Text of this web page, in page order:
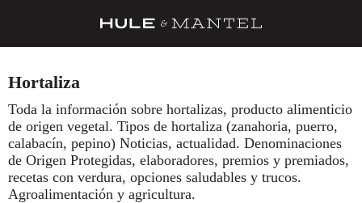
DESPENSA
BARRAS Y ESTRELLAS
DÓNDE COMER
Hortaliza
Toda la información sobre hortalizas, producto alimenticio
de origen vegetal. Tipos de hortaliza (zanahoria, puerro,
calabacín, pepino) Noticias, actualidad. Denominaciones
de Origen Protegidas, elaboradores, premios y premiados,
recetas con verdura, opciones saludables y trucos.
Agroalimentación y agricultura.